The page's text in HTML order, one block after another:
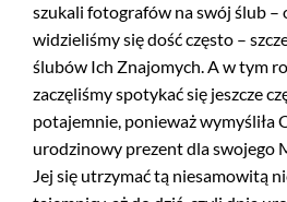
szukali fotografów na swój ślub –
widzieliśmy się dość często –
ślubów Ich Znajomych. A w tym
zaczęliśmy spotykać się jeszcze
potajemnie, ponieważ wymyśliła
urodzinowy prezent dla swojego
Jej się utrzymać tą niesamowitą